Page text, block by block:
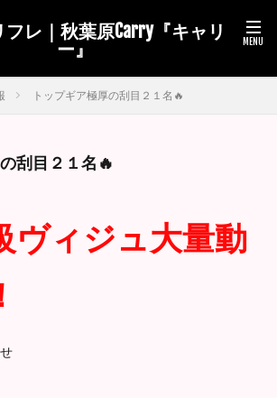
フレ｜秋葉原Carry『キャリ
ー』
トップギア極厚の刮目２１名🔥
刮目２１名🔥
ヴィジュ大量動